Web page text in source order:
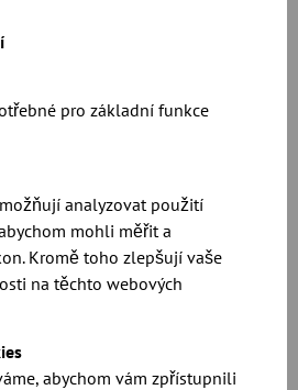
pro základní funkce
analyzovat použití
mohli měřit a
Kromě toho zlepšují vaše
na těchto webových
abychom vám zpřístupnili
dispozici v naší sekci ke